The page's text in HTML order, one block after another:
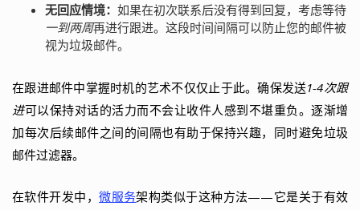
无回应情境： 如果在初次联系后没有得到回复，考虑等待
一到两周再进行跟进。这段时间间隔可以防止您的邮件被
视为垃圾邮件。
在跟进邮件中掌握时机的艺术不仅仅止于此。确保发送1-4次跟
进可以保持对话的活力而不会让收件人感到不堪重负。逐渐增
加每次后续邮件之间的间隔也有助于保持兴趣，同时避免垃圾
邮件过滤器。
在软件开发中，微服务架构类似于这种方法——它是关于有效